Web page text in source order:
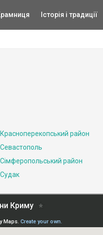
Історія і традиції
Красноперекопський район
Севастополь
Сімферопольський район
Судак